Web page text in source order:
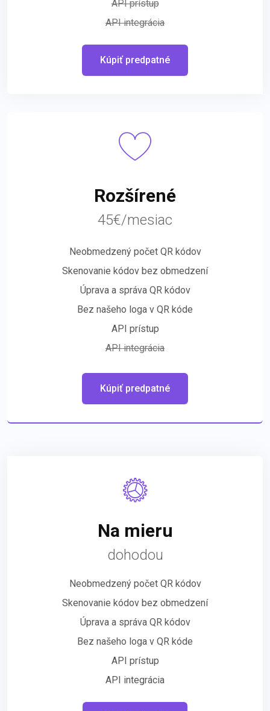
API prístup
API integrácia
Kúpiť predpatné
Rozšírené
45€/mesiac
Neobmedzený počet QR kódov
Skenovanie kódov bez obmedzení
Úprava a správa QR kódov
Bez našeho loga v QR kóde
API prístup
API integrácia
Kúpiť predpatné
Na mieru
dohodou
Neobmedzený počet QR kódov
Skenovanie kódov bez obmedzení
Úprava a správa QR kódov
Bez našeho loga v QR kóde
API prístup
API integrácia